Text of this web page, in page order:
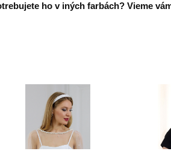
ho v iných farbách? Vieme